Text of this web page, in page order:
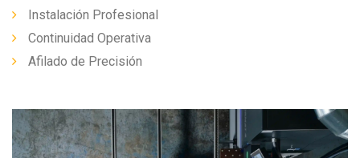
Instalación Profesional
Continuidad Operativa
Afilado de Precisión